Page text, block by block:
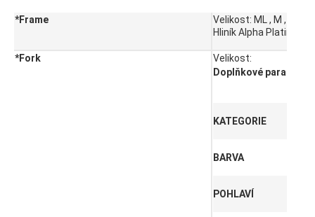
Specifikace
*Frame Velikost: ML , M , L , S ,
Hliník Alpha Platinum,
*Fork
Velikost:
Doplňkové parametry
KATEGORIE
BARVA
POHLAVÍ